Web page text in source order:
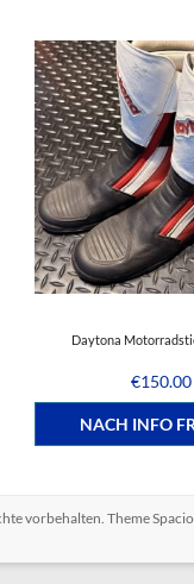
Daytona
€150.00
NACH INFO
vorbehalten. Theme